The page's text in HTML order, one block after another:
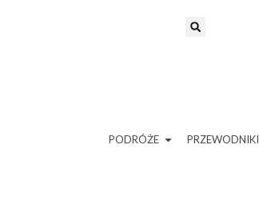
PODRÓŻE PRZEWODNIKI